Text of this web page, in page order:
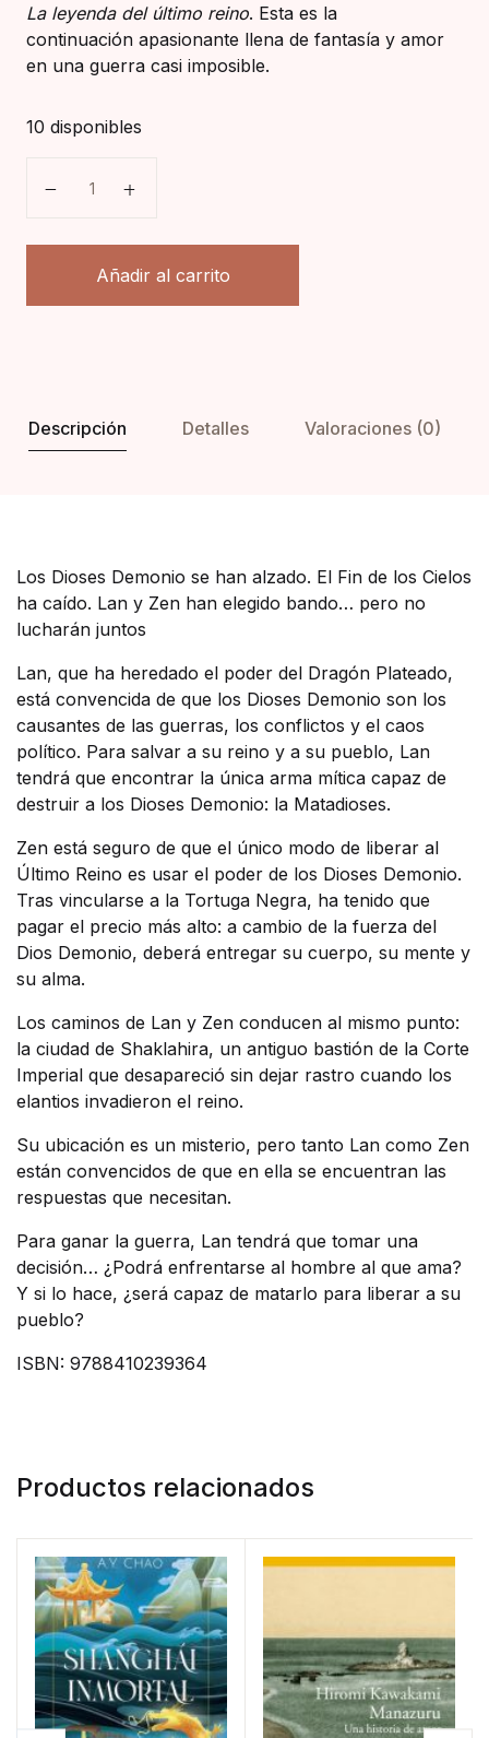
La leyenda del último reino. Esta es la
continuación apasionante llena de fantasía y amor
en una guerra casi imposible.
10 disponibles
Añadir al carrito
Descripción Detalles Valoraciones (0)
Los Dioses Demonio se han alzado. El Fin de los Cielos
ha caído. Lan y Zen han elegido bando… pero no
lucharán juntos
Lan, que ha heredado el poder del Dragón Plateado,
está convencida de que los Dioses Demonio son los
causantes de las guerras, los conflictos y el caos
político. Para salvar a su reino y a su pueblo, Lan
tendrá que encontrar la única arma mítica capaz de
destruir a los Dioses Demonio: la Matadioses.
Zen está seguro de que el único modo de liberar al
Último Reino es usar el poder de los Dioses Demonio.
Tras vincularse a la Tortuga Negra, ha tenido que
pagar el precio más alto: a cambio de la fuerza del
Dios Demonio, deberá entregar su cuerpo, su mente y
su alma.
Los caminos de Lan y Zen conducen al mismo punto:
la ciudad de Shaklahira, un antiguo bastión de la Corte
Imperial que desapareció sin dejar rastro cuando los
elantios invadieron el reino.
Su ubicación es un misterio, pero tanto Lan como Zen
están convencidos de que en ella se encuentran las
respuestas que necesitan.
Para ganar la guerra, Lan tendrá que tomar una
decisión… ¿Podrá enfrentarse al hombre al que ama?
Y si lo hace, ¿será capaz de matarlo para liberar a su
pueblo?
ISBN: 9788410239364
Productos relacionados